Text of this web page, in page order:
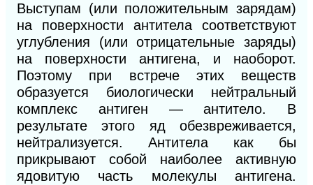
Выступам (или положительным зарядам)
на поверхности антитела соответствуют
углубления (или отрицательные заряды)
на поверхности антигена, и наоборот.
Поэтому при встрече этих веществ
образуется биологически нейтральный
комплекс антиген — антитело. В
результате этого яд обезвреживается,
нейтрализуется. Антитела как бы
прикрывают собой наиболее активную
ядовитую часть молекулы антигена.